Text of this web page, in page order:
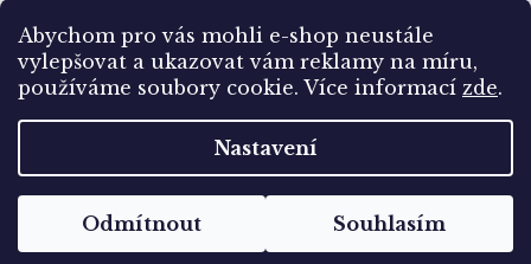
Abychom pro vás mohli e-shop neustále
vylepšovat a ukazovat vám reklamy na míru,
používáme soubory cookie. Více informací zde.
Nastavení
Odmítnout Souhlasím
Copyright 2026Pohlednice Sbírám.cz. Všechna
práva vyhrazena.
Upravit nastavení cookies